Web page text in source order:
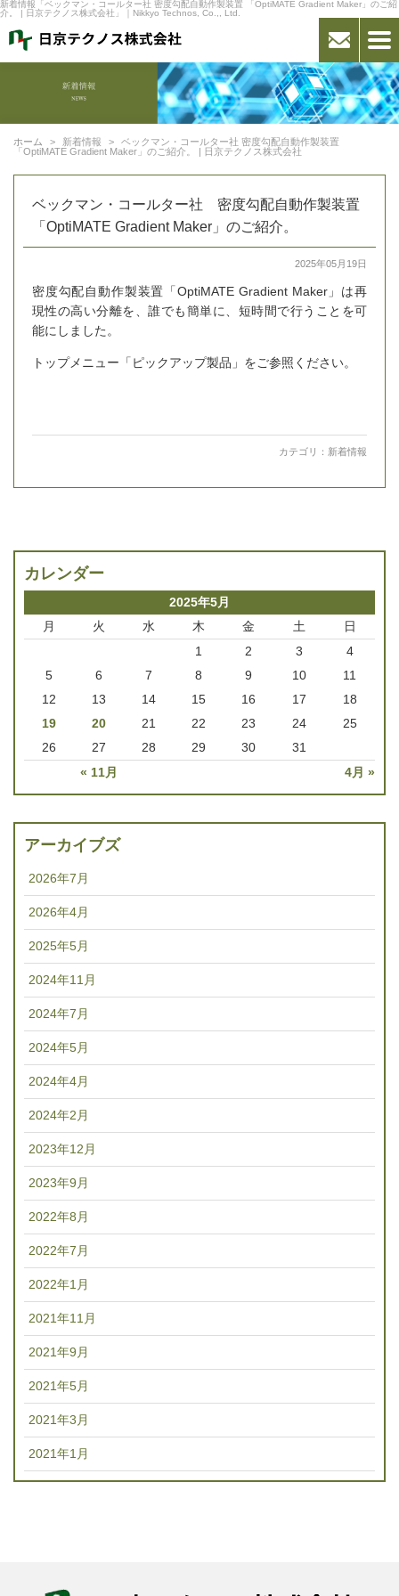
新着情報「ベックマン・コールター社 密度勾配自動作製装置 「OptiMATE Gradient Maker」のご紹
介。 | 日京テクノス株式会社」｜Nikkyo Technos, Co.,, Ltd.
ホーム 新着情報
ベックマン・コールター社 密度勾配自動作製装置
「OptiMATE Gradient Maker」のご紹介。 | 日京テクノス株式会社
ベックマン・コールター社 密度勾配自動作製装置
「OptiMATE Gradient Maker」のご紹介。
2025年05月19日
密度勾配自動作製装置「OptiMATE Gradient Maker」は再
現性の高い分離を、誰でも簡単に、短時間で行うことを可
能にしました。
トップメニュー「ピックアップ製品」をご参照ください。
カテゴリ： 新着情報
カレンダー
2025年5月
月
火 水 木 金 土 日
« 11月 4月 »
1 2 3
4
5
6 7 8 9 10
11
12
13 14 15 16 17
18
19
20 21 22 23 24
25
26
27 28 29 30 31
アーカイブズ
2026年7月
2026年4月
2025年5月
2024年11月
2024年7月
2024年5月
2024年4月
2024年2月
2023年12月
2023年9月
2022年8月
2022年7月
2022年1月
2021年11月
2021年9月
2021年5月
2021年3月
2021年1月